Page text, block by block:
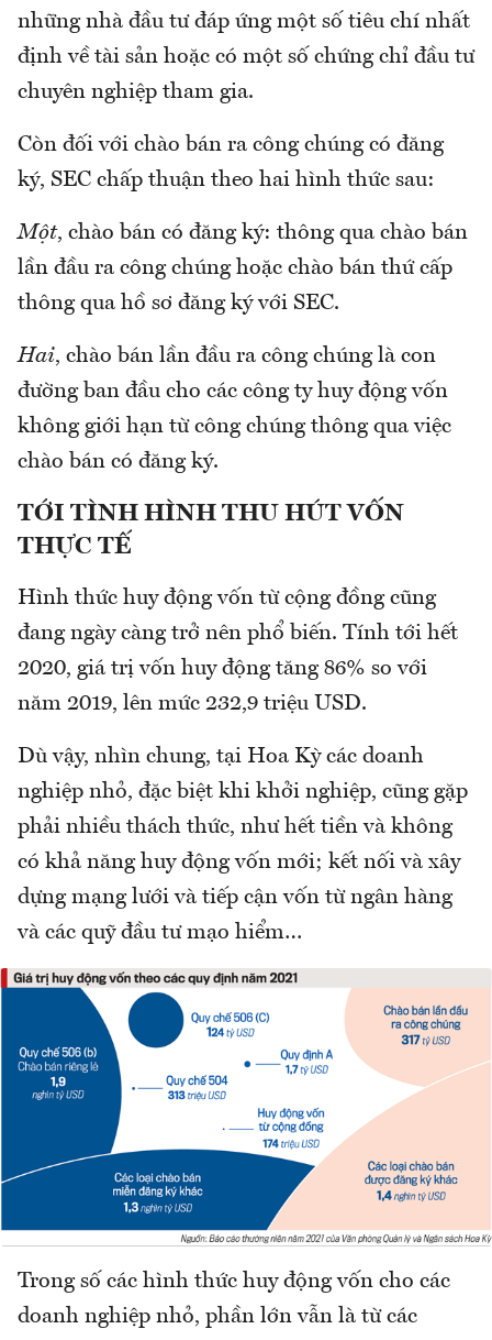
những nhà đầu tư đáp ứng một số tiêu chí nhất
định về tài sản hoặc có một số chứng chỉ đầu tư
chuyên nghiệp tham gia.
Còn đối với chào bán ra công chúng có đăng
ký, SEC chấp thuận theo hai hình thức sau:
Một, chào bán có đăng ký: thông qua chào bán
lần đầu ra công chúng hoặc chào bán thứ cấp
thông qua hồ sơ đăng ký với SEC.
Hai, chào bán lần đầu ra công chúng là con
đường ban đầu cho các công ty huy động vốn
không giới hạn từ công chúng thông qua việc
chào bán có đăng ký.
TỚI TÌNH HÌNH THU HÚT VỐN
THỰC TẾ
Hình thức huy động vốn từ cộng đồng cũng
đang ngày càng trở nên phổ biến. Tính tới hết
2020, giá trị vốn huy động tăng 86% so với
năm 2019, lên mức 232,9 triệu USD.
Dù vậy, nhìn chung, tại Hoa Kỳ các doanh
nghiệp nhỏ, đặc biệt khi khởi nghiệp, cũng gặp
phải nhiều thách thức, như hết tiền và không
có khả năng huy động vốn mới; kết nối và xây
dựng mạng lưới và tiếp cận vốn từ ngân hàng
và các quỹ đầu tư mạo hiểm…
Trong số các hình thức huy động vốn cho các
doanh nghiệp nhỏ, phần lớn vẫn là từ các